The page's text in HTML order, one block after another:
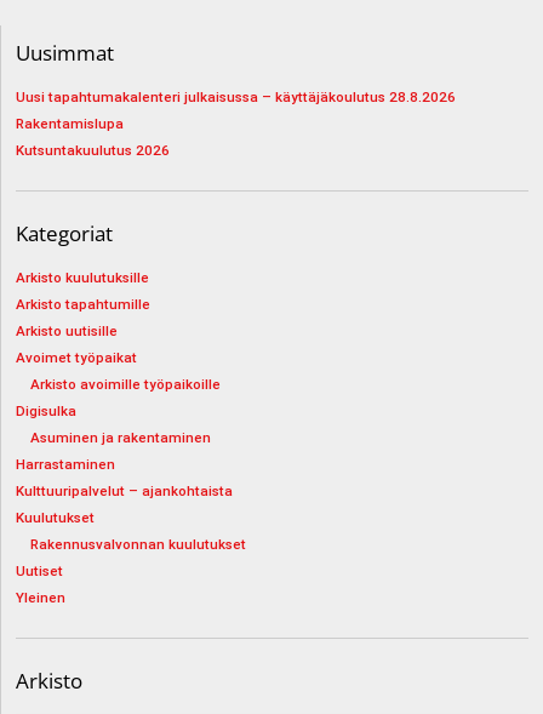
Uusimmat
Uusi tapahtumakalenteri julkaisussa – käyttäjäkoulutus 28.8.2026
Rakentamislupa
Kutsuntakuulutus 2026
Kategoriat
Arkisto kuulutuksille
Arkisto tapahtumille
Arkisto uutisille
Avoimet työpaikat
Arkisto avoimille työpaikoille
Digisulka
Asuminen ja rakentaminen
Harrastaminen
Kulttuuripalvelut – ajankohtaista
Kuulutukset
Rakennusvalvonnan kuulutukset
Uutiset
Yleinen
Arkisto